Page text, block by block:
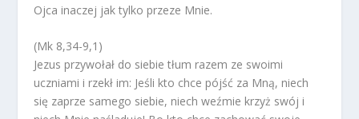
Ojca inaczej jak tylko przeze Mnie.
(Mk 8,34-9,1)
Jezus przywołał do siebie tłum razem ze swoimi
uczniami i rzekł im: Jeśli kto chce pójść za Mną, niech
się zaprze samego siebie, niech weźmie krzyż swój i